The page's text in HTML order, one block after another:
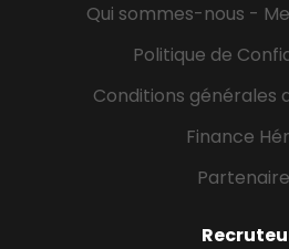
Qui sommes-nous -
Politique de
Conditions générales
Finance